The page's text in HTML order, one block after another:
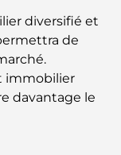
pour les
classement
diversifié et
de
immobilier
davantage le